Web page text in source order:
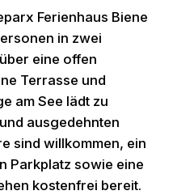
Ferienhaus Biene
in zwei
eine offen
Terrasse und
am See lädt zu
ausgedehnten
sind willkommen, ein
Parkplatz sowie eine
kostenfrei bereit.